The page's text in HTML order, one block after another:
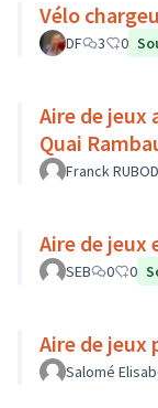
Vélo
DF 3 0
Aire de jeux
Quai
Franck RUBOD
Aire de jeux
SEB 0 0
Aire de jeux
Salomé